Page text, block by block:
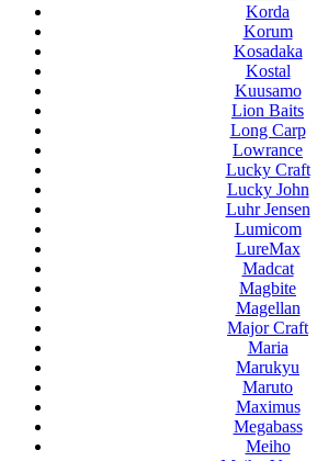
Korda
Korum
Kosadaka
Kostal
Kuusamo
Lion Baits
Long Carp
Lowrance
Lucky Craft
Lucky John
Luhr Jensen
Lumicom
LureMax
Madcat
Magbite
Magellan
Major Craft
Maria
Marukyu
Maruto
Maximus
Megabass
Meiho